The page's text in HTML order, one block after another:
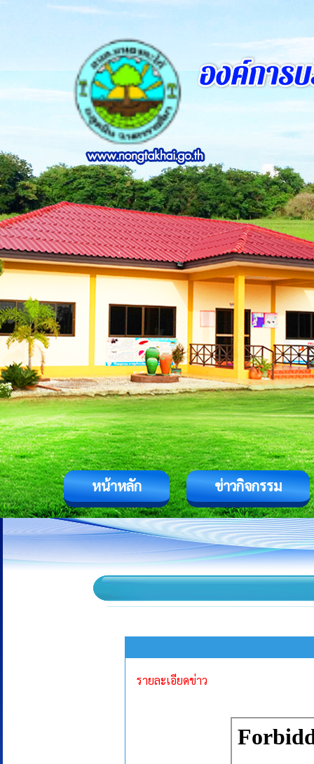
หน้าหลัก ข่าวกิจกรรม
รายละเอียดข่าว